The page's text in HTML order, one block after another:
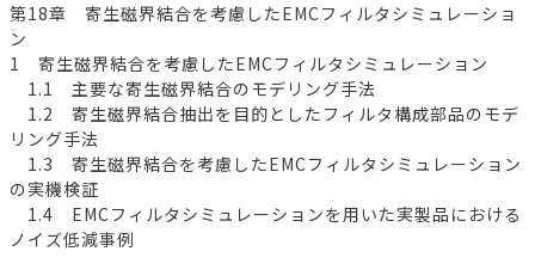
第18章 寄生磁界結合を考慮したEMCフィルタシミュレーショ
ン
1 寄生磁界結合を考慮したEMCフィルタシミュレーション
1.1 主要な寄生磁界結合のモデリング手法
1.2 寄生磁界結合抽出を目的としたフィルタ構成部品のモデ
リング手法
1.3 寄生磁界結合を考慮したEMCフィルタシミュレーション
の実機検証
1.4 EMCフィルタシミュレーションを用いた実製品における
ノイズ低減事例